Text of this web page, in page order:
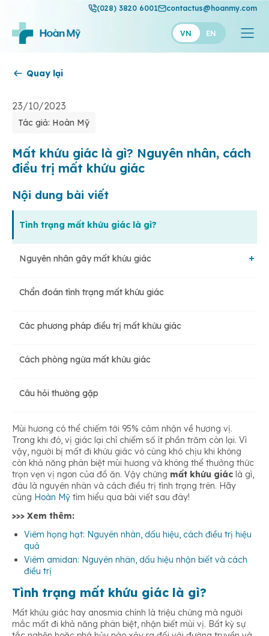
(028) 3820 6001 contactus@hoanmy.com
VN EN
Thuận Mỹ
Quay lại
23/10/2023
Tác giả: Hoàn Mỹ
Mất khứu giác là gì? Nguyên nhân, cách
điều trị mất khứu giác
Nội dung bài viết
Tình trạng mất khứu giác là gì?
Nguyên nhân gây mất khứu giác
Mất khứu giác cho tắc nghẽn đường mũi
Chẩn đoán tình trạng mất khứu giác
Các phương pháp điều trị mất khứu giác
Cách phòng ngừa mất khứu giác
Câu hỏi thường gặp
Mùi hương có thể chiếm tới 95% cảm nhận về hương vị.
Trong khi đó, vị giác lại chỉ chiếm số ít phần trăm còn lại. Vì
vậy, người bị mất đi khứu giác vô cùng khó chịu khi không
còn khả năng phân biệt mùi hương và không thể thưởng thức
trọn vẹn vị ngon của đồ ăn. Vậy chứng mất khứu giác là gì,
đâu là nguyên nhân và cách điều trị tình trạng trên. Hãy
cùng Hoàn Mỹ tìm hiểu qua bài viết sau đây!
>>> Xem thêm:
Viêm họng hạt: Nguyên nhân, dấu hiệu, cách điều trị hiệu
quả
Viêm amidan: Nguyên nhân, dấu hiệu nhận biết và cách
điều trị
Tình trạng mất khứu giác là gì?
Mất khứu giác hay anosmia chính là triệu chứng mà người
mắc mất đi khả năng phân biệt, nhận biết mùi vị. Bất kỳ sự